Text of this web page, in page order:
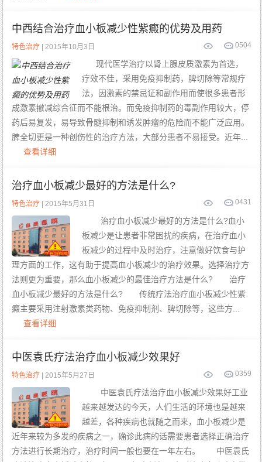
中西结合治疗血小板减少性紫癜的优势及用药
504
0
特色治疗 | 2015年10月3日
现代医学治疗以肾上腺皮质激素为首选，
疗效不佳，采用免疫抑制药，脾切除等常规疗
法，因激素的禁忌证和副作用而使很多患者形
成激素撤减综合征而不能根治。而免疫抑制药的毒副作用较大，停
药后易复发，易导致骨髓抑制和诱发肿瘤的危险而不能广泛应用。
脾全切更是一种创伤性的治疗方法，大部分患者不易接受。近年...
查看详细
治疗血小板减少最好的方法是什么?
431
0
特色治疗 | 2015年5月31日
治疗血小板减少最好的方法是什么?血小
板减少是让患者非常困扰的疾病，在治疗血小
板减少的过程中及时治疗，注意做好饮食与护
理方面的工作，这有助于提高血小板减少的治疗效果。选择治疗方
法则更为重要，那么血小板减少的最佳治疗方法是什么? 治疗
血小板减少最好的方法是什么? 传统疗法治疗血小板减少性紫
癜主要采用注射激素类药物、免疫抑制剂、脾切除等，这些方...
查看详细
中医袁氏疗法治疗血小板减少效果好
359
0
特色治疗 | 2015年5月27日
中医袁氏疗法治疗血小板减少效果好工业
越来越发达的今天，人们生活的环境也是越来
越差，各种疾病也就随之而来，血小板减少是
近年来较为多发的疾病之一，确诊此病的话需要患者选择正确治疗
方法进行长期治疗，治疗时间一般也要在一年左右。 中医袁氏